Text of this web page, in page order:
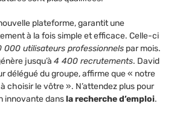
plateforme, garantit une
à la fois simple et efficace. Celle-ci
000 utilisateurs professionnels par mois.
jusqu’à4 400 recrutements. David
délégué du groupe, affirme que « notre
choisir le vôtre ». N’attendez plus pour
innovante dansla recherche d’emploi.